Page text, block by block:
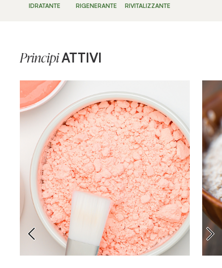
IDRATANTE RIGENERANTE RIVITALIZZANTE
PrincipiATTIVI